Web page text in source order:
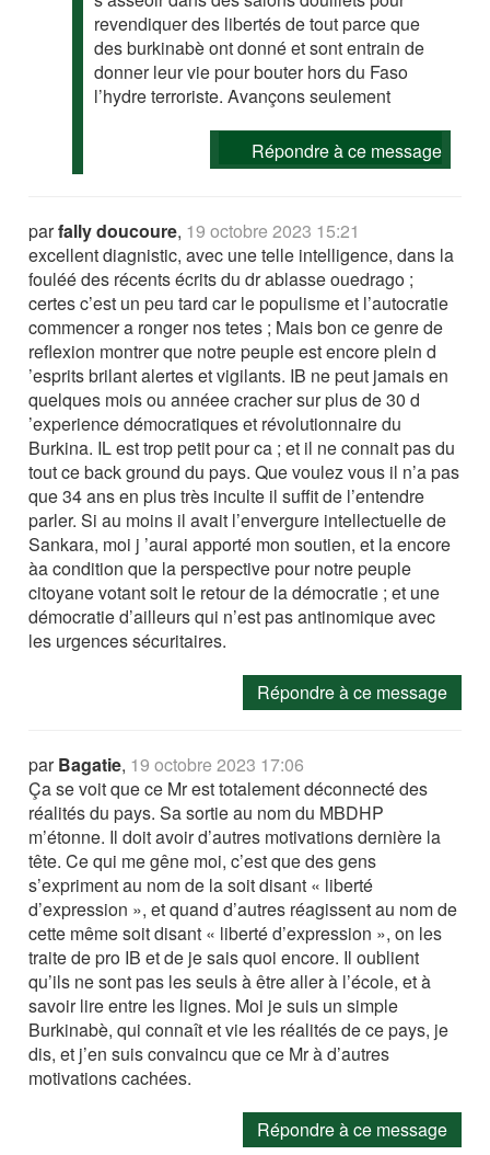
revendiquer des libertés de tout parce que
des burkinabè ont donné et sont entrain de
donner leur vie pour bouter hors du Faso
l’hydre terroriste. Avançons seulement
Répondre à ce message
parfally doucoure, 19 octobre 2023 15:21
excellent diagnistic, avec une telle intelligence, dans la
fouléé des récents écrits du dr ablasse ouedrago ;
certes c’est un peu tard car le populisme et l’autocratie
commencer a ronger nos tetes ; Mais bon ce genre de
reflexion montrer que notre peuple est encore plein d
’esprits brilant alertes et vigilants. IB ne peut jamais en
quelques mois ou annéee cracher sur plus de 30 d
’experience démocratiques et révolutionnaire du
Burkina. IL est trop petit pour ca ; et il ne connait pas du
tout ce back ground du pays. Que voulez vous il n’a pas
que 34 ans en plus très inculte il suffit de l’entendre
parler. Si au moins il avait l’envergure intellectuelle de
Sankara, moi j ’aurai apporté mon soutien, et la encore
àa condition que la perspective pour notre peuple
citoyane votant soit le retour de la démocratie ; et une
démocratie d’ailleurs qui n’est pas antinomique avec
les urgences sécuritaires.
Répondre à ce message
parBagatie, 19 octobre 2023 17:06
Ça se voit que ce Mr est totalement déconnecté des
réalités du pays. Sa sortie au nom du MBDHP
m’étonne. Il doit avoir d’autres motivations dernière la
tête. Ce qui me gêne moi, c’est que des gens
s’expriment au nom de la soit disant « liberté
d’expression », et quand d’autres réagissent au nom de
cette même soit disant « liberté d’expression », on les
traite de pro IB et de je sais quoi encore. Il oublient
qu’ils ne sont pas les seuls à être aller à l’école, et à
savoir lire entre les lignes. Moi je suis un simple
Burkinabè, qui connaît et vie les réalités de ce pays, je
dis, et j’en suis convaincu que ce Mr à d’autres
motivations cachées.
Répondre à ce message